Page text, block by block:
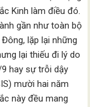
Kinh làm điều đó.
gần như toàn bộ
lặp lại những
lại thiếu đi lý do
hay sự trỗi dậy
mười hai năm
này đều mang